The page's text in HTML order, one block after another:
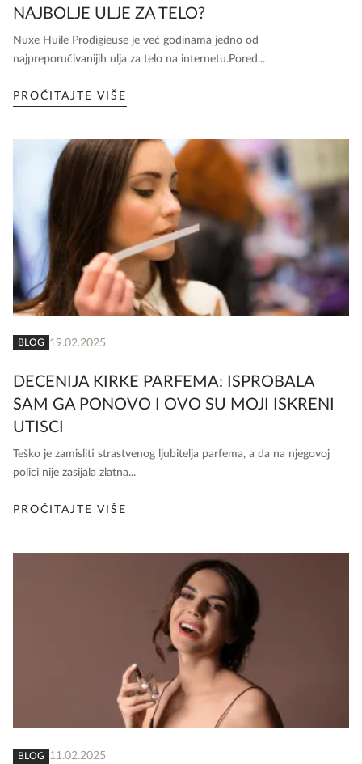
NAJBOLJE ULJE ZA TELO?
Nuxe Huile Prodigieuse je već godinama jedno od
najpreporučivanijih ulja za telo na internetu.Pored...
PROČITAJTE VIŠE
BLOG 19.02.2025
DECENIJA KIRKE PARFEMA: ISPROBALA
SAM GA PONOVO I OVO SU MOJI ISKRENI
UTISCI
Teško je zamisliti strastvenog ljubitelja parfema, a da na njegovoj
polici nije zasijala zlatna...
PROČITAJTE VIŠE
BLOG 11.02.2025